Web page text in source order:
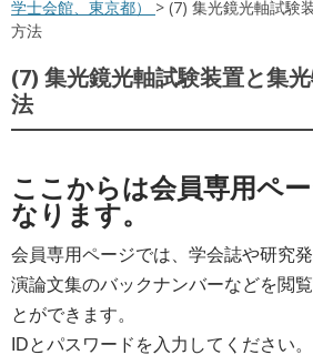
学士会館、東京都） > (7) 集光鏡光軸試験
方法
(7) 集光鏡光軸試験装置と集
法
ここからは会員専用ペ
なります。
会員専用ページでは、学会誌や研究
演論文集のバックナンバーなどを閲
とができます。
IDとパスワードを入力してください。